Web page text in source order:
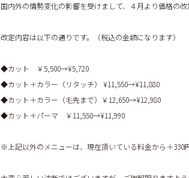
国内外の情勢変化の影響を受けまして、４月より価格の
改定内容は以下の通りです。（税込の金額になります）
◆カット ￥5,500→¥5,720
◆カット＋カラー（リタッチ） ¥11,550→¥11,880
◆カット＋カラー（毛先まで）￥12,650→¥12,980
◆カット＋パーマ ￥11,550→¥11,990
※上記以外のメニューは、現在頂いている料金から＋330円